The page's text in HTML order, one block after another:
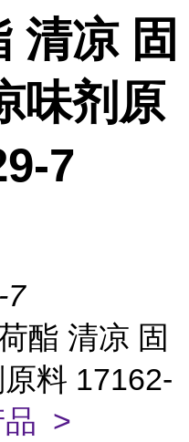
清凉 固
味剂原
7
7
酯 清凉 固
料 17162-
品 >